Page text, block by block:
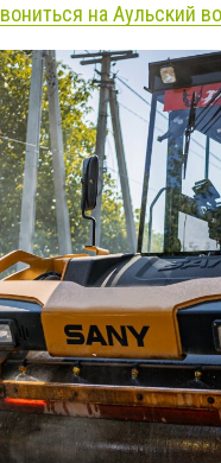
на Аульский